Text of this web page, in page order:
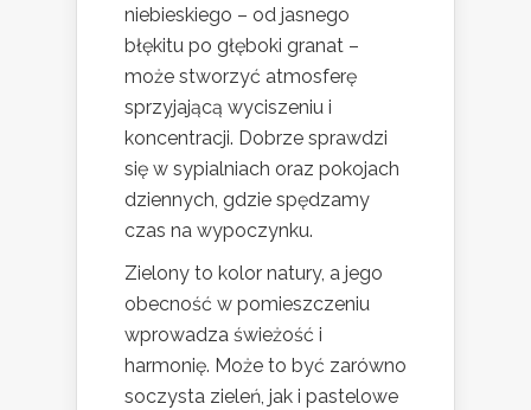
niebieskiego – od jasnego
błękitu po głęboki granat –
może stworzyć atmosferę
sprzyjającą wyciszeniu i
koncentracji. Dobrze sprawdzi
się w sypialniach oraz pokojach
dziennych, gdzie spędzamy
czas na wypoczynku.
Zielony to kolor natury, a jego
obecność w pomieszczeniu
wprowadza świeżość i
harmonię. Może to być zarówno
soczysta zieleń, jak i pastelowe